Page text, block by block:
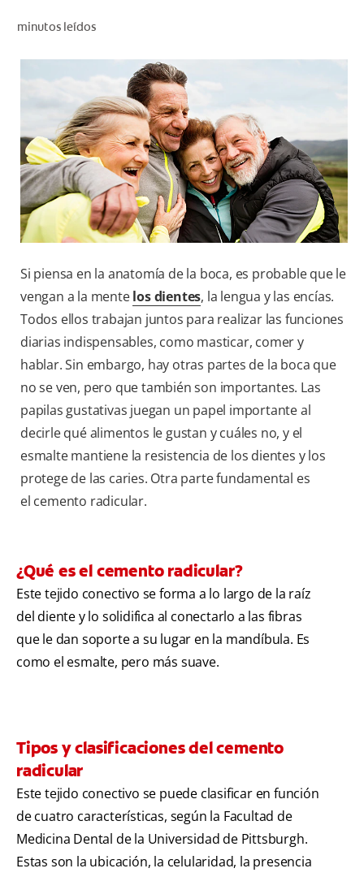
PARA PROFESIONALES
CUPONES
DÓNDE COMPRAR
BO (ES)
minutos leídos
Si piensa en la anatomía de la boca, es probable que le
vengan a la mentelos dientes, la lengua y las encías.
Todos ellos trabajan juntos para realizar las funciones
diarias indispensables, como masticar, comer y
hablar. Sin embargo, hay otras partes de la boca que
no se ven, pero que también son importantes. Las
papilas gustativas juegan un papel importante al
decirle qué alimentos le gustan y cuáles no, y el
esmalte mantiene la resistencia de los dientes y los
protege de las caries. Otra parte fundamental es
el cemento radicular.
¿Qué es el cemento radicular?
Este tejido conectivo se forma a lo largo de la raíz
del diente y lo solidifica al conectarlo a las fibras
que le dan soporte a su lugar en la mandíbula. Es
como el esmalte, pero más suave.
Tipos y clasificaciones del cemento
radicular
Este tejido conectivo se puede clasificar en función
de cuatro características, según la Facultad de
Medicina Dental de la Universidad de Pittsburgh.
Estas son la ubicación, la celularidad, la presencia